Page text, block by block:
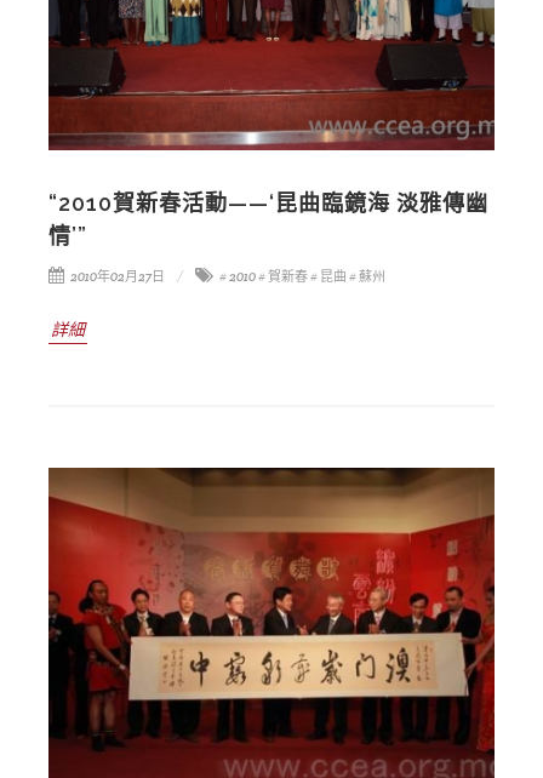
“2010賀新春活動——‘昆曲臨鏡海 淡雅傳幽
情’”
2010年02月27日 # 2010# 賀新春# 昆曲 # 蘇州
詳細